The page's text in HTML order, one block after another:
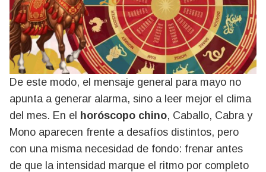
De este modo, el mensaje general para mayo no
apunta a generar alarma, sino a leer mejor el clima
del mes. En el horóscopo chino, Caballo, Cabra y
Mono aparecen frente a desafíos distintos, pero
con una misma necesidad de fondo: frenar antes
de que la intensidad marque el ritmo por completo